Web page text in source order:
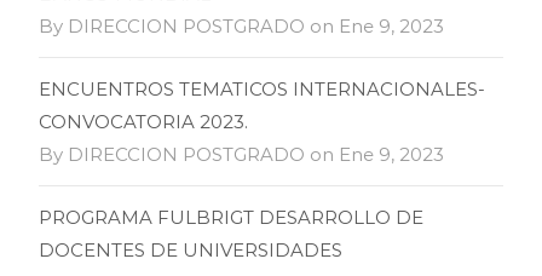
By DIRECCION POSTGRADO on Ene 9, 2023
ENCUENTROS TEMATICOS INTERNACIONALES-
CONVOCATORIA 2023.
By DIRECCION POSTGRADO on Ene 9, 2023
PROGRAMA FULBRIGT DESARROLLO DE
DOCENTES DE UNIVERSIDADES